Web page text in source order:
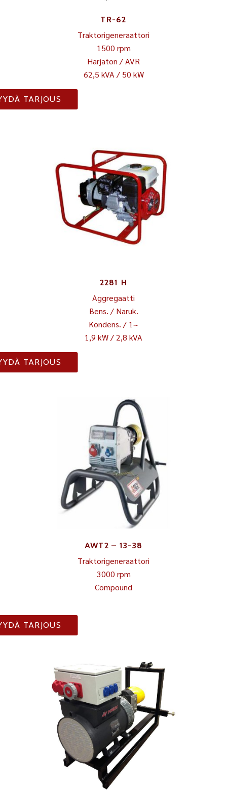
TR-62
Traktorigeneraattori
1500 rpm
Harjaton / AVR
62,5 kVA / 50 kW
TARJOUS
2281 H
Aggregaatti
Bens. / Naruk.
Kondens. / 1~
1,9 kW / 2,8 kVA
TARJOUS
AWT2 – 13-38
Traktorigeneraattori
3000 rpm
Compound
TARJOUS